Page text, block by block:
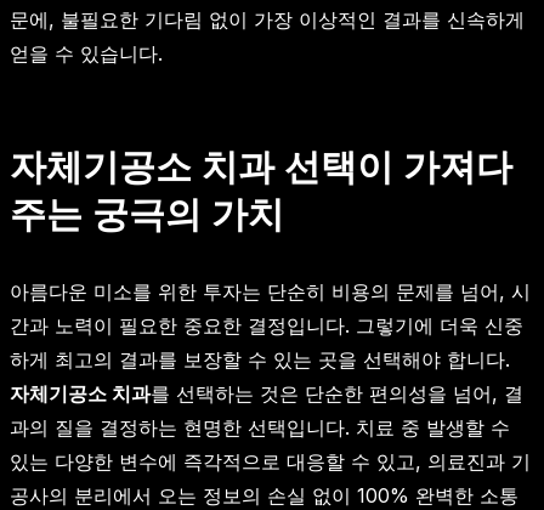
문에, 불필요한 기다림 없이 가장 이상적인 결과를 신속하게
얻을 수 있습니다.
자체기공소 치과 선택이 가져다
주는 궁극의 가치
아름다운 미소를 위한 투자는 단순히 비용의 문제를 넘어, 시
간과 노력이 필요한 중요한 결정입니다. 그렇기에 더욱 신중
하게 최고의 결과를 보장할 수 있는 곳을 선택해야 합니다.
자체기공소 치과를 선택하는 것은 단순한 편의성을 넘어, 결
과의 질을 결정하는 현명한 선택입니다. 치료 중 발생할 수
있는 다양한 변수에 즉각적으로 대응할 수 있고, 의료진과 기
공사의 분리에서 오는 정보의 손실 없이 100% 완벽한 소통